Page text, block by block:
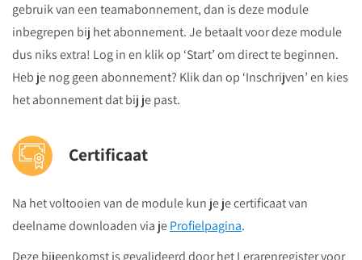
gebruik van een teamabonnement, dan is deze module
inbegrepen bij het abonnement. Je betaalt voor deze module
dus niks extra! Log in en klik op ‘Start’ om direct te beginnen.
Heb je nog geen abonnement? Klik dan op ‘Inschrijven’ en kies
het abonnement dat bij je past.
Certificaat
Na het voltooien van de module kun je je certificaat van
deelname downloaden via jeProfielpagina.
Deze bijeenkomst is gevalideerd door het Lerarenregister voor